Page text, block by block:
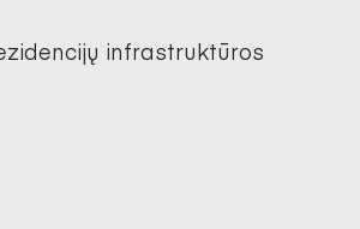
infrastruktūros